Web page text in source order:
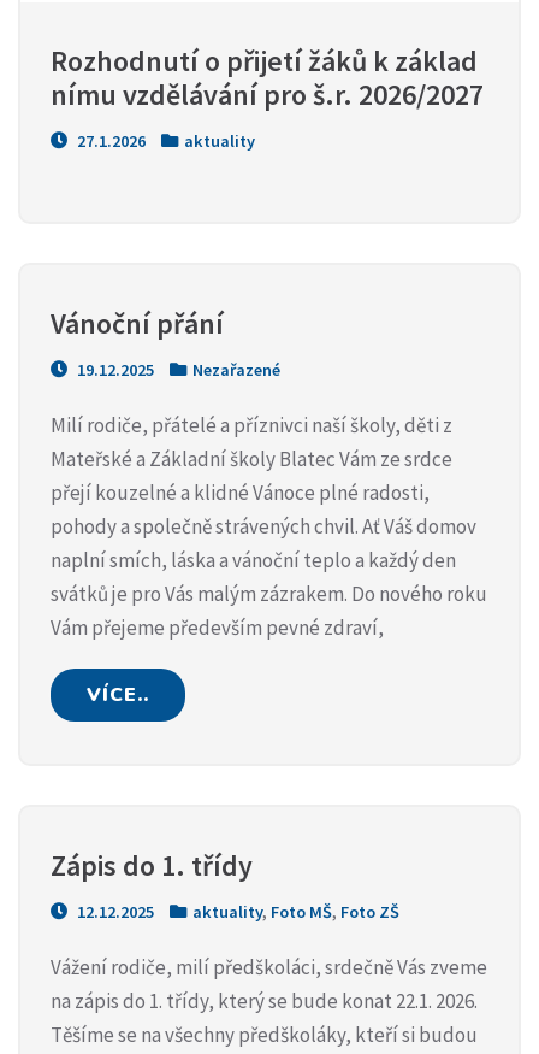
Rozhodnutí o přijetí žáků k základ
nímu vzdělávání pro š.r. 2026/2027
27.1.2026 aktuality
Vánoční přání
19.12.2025 Nezařazené
Milí rodiče, přátelé a příznivci naší školy, děti z
Mateřské a Základní školy Blatec Vám ze srdce
přejí kouzelné a klidné Vánoce plné radosti,
pohody a společně strávených chvil. Ať Váš domov
naplní smích, láska a vánoční teplo a každý den
svátků je pro Vás malým zázrakem. Do nového roku
Vám přejeme především pevné zdraví,
VÍCE..
Zápis do 1. třídy
12.12.2025 aktuality, Foto MŠ, Foto ZŠ
Vážení rodiče, milí předškoláci, srdečně Vás zveme
na zápis do 1. třídy, který se bude konat 22.1. 2026.
Těšíme se na všechny předškoláky, kteří si budou